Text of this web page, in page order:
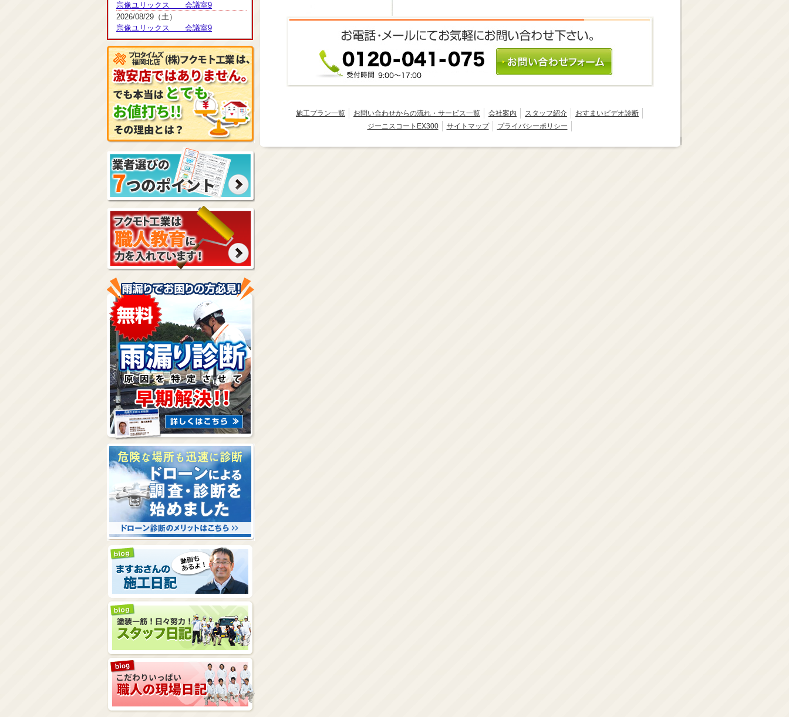
施工プラン一覧 お問い合わせからの流れ・サービス一覧 会社案内 スタッフ紹介
おすまいビデオ診断
ジーニスコートEX300
サイトマップ プライバシーポリシー
宗像ユリックス 会議室9
2026/08/29（土）
宗像ユリックス 会議室9